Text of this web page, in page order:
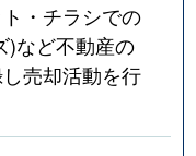
・チラシでの
)など不動産の
売却活動を行